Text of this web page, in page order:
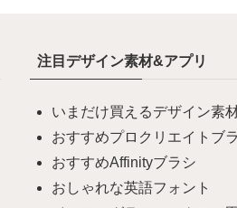
注目デザイン素材&アプリ
いまだけ買えるデザイン素
おすすめプロクリエイトブ
おすすめAffinityブラシ
おしゃれな英語フォント